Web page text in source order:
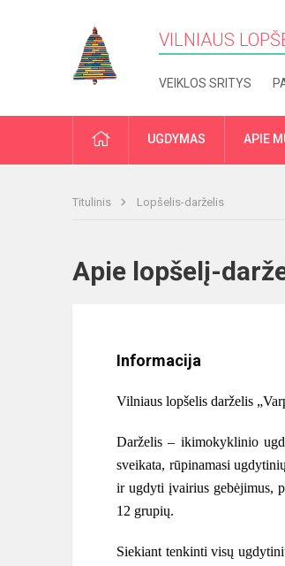
VILNIAUS
VEIKLOS SRITYS
PRADŽIAUGDYMAS APIE
Titulinis Lopšelis-darželis
Apie lopšelį-
Informacija
Vilniaus lopšelis darželis
Darželis – ikimokyklinio
sveikata, rūpinamasi
ir ugdyti įvairius gebėjimus,
12 grupių.
Siekiant tenkinti visų